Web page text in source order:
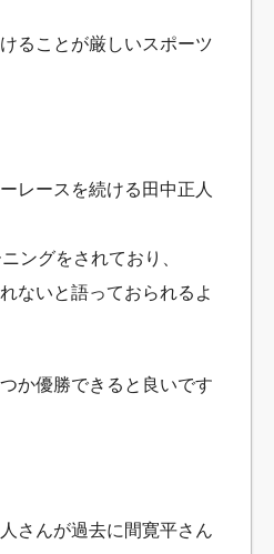
ることが厳しいスポーツ
レースを続ける田中正人
ングをされており、
ないと語っておられるよ
か優勝できると良いです
さんが過去に間寛平さん